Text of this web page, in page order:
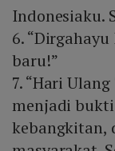
Indonesiaku.
6.
baru!”
7. “Hari
menjadi
kebangkitan,